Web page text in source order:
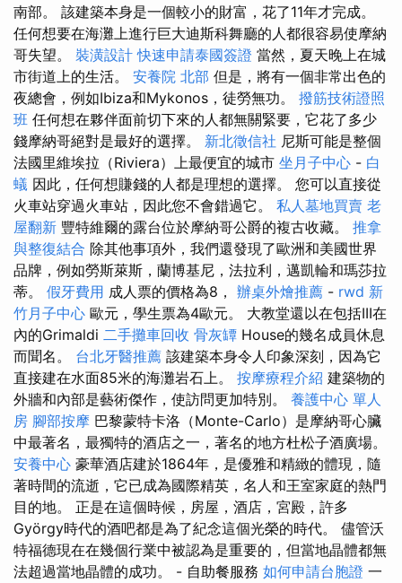
南部。 該建築本身是一個較小的財富，花了11年才完成。
任何想要在海灘上進行巨大迪斯科舞廳的人都很容易使摩納
哥失望。 裝潢設計 快速申請泰國簽證 當然，夏天晚上在城
市街道上的生活。 安養院 北部 但是，將有一個非常出色的
夜總會，例如Ibiza和Mykonos，徒勞無功。 撥筋技術證照
班 任何想在夥伴面前切下來的人都無關緊要，它花了多少
錢摩納哥絕對是最好的選擇。 新北徵信社 尼斯可能是整個
法國里維埃拉（Riviera）上最便宜的城市 坐月子中心 - 白
蟻 因此，任何想賺錢的人都是理想的選擇。 您可以直接從
火車站穿過火車站，因此您不會錯過它。 私人墓地買賣 老
屋翻新 豐特維爾的露台位於摩納哥公爵的複古收藏。 推拿
與整復結合 除其他事項外，我們還發現了歐洲和美國世界
品牌，例如勞斯萊斯，蘭博基尼，法拉利，邁凱輪和瑪莎拉
蒂。 假牙費用 成人票的價格為8， 辦桌外燴推薦 - rwd 新
竹月子中心 歐元，學生票為4歐元。 大教堂還以在包括III在
內的Grimaldi 二手攤車回收 骨灰罈 House的幾名成員休息
而聞名。 台北牙醫推薦 該建築本身令人印象深刻，因為它
直接建在水面85米的海灘岩石上。 按摩療程介紹 建築物的
外牆和內部是藝術傑作，使訪問更加特別。 養護中心 單人
房 腳部按摩 巴黎蒙特卡洛（Monte-Carlo）是摩納哥心臟
中最著名，最獨特的酒店之一，著名的地方杜松子酒廣場。
安養中心 豪華酒店建於1864年，是優雅和精緻的體現，隨
著時間的流逝，它已成為國際精英，名人和王室家庭的熱門
目的地。 正是在這個時候，房屋，酒店，宮殿，許多
György時代的酒吧都是為了紀念這個光榮的時代。 儘管沃
特福德現在在幾個行業中被認為是重要的，但當地晶體都無
法超過當地晶體的成功。 - 自助餐服務 如何申請台胞證 一